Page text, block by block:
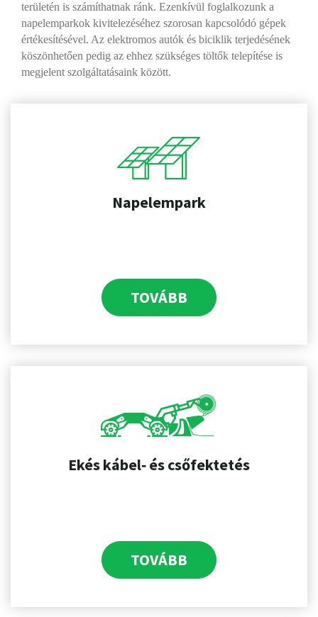
területén is számíthatnak ránk. Ezenkívül foglalkozunk a
napelemparkok kivitelezéséhez szorosan kapcsolódó gépek
értékesítésével. Az elektromos autók és biciklik terjedésének
köszönhetően pedig az ehhez szükséges töltők telepítése is
megjelent szolgáltatásaink között.
Napelempark
TOVÁBB
Ekés kábel‑ és csőfektetés
TOVÁBB